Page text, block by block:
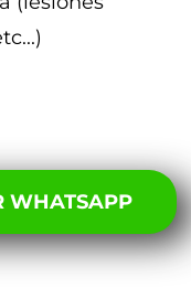
WHATSAPP